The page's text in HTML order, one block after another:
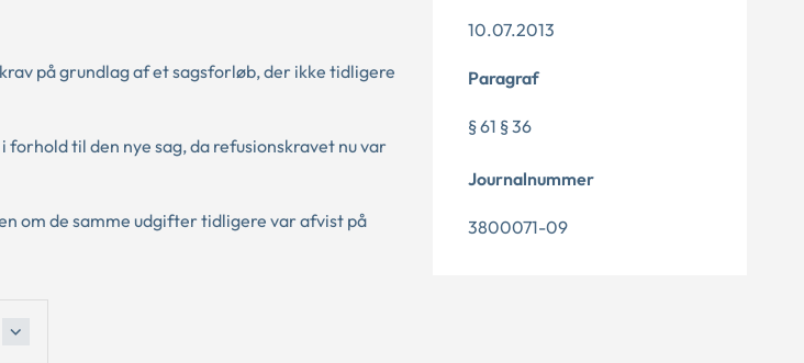
på grundlag af et sagsforløb, der ikke tidligere
til den nye sag, da refusionskravet nu var
om de samme udgifter tidligere var afvist på
10.07.2013
Paragraf
§ 61 § 36
Journalnummer
3800071-09